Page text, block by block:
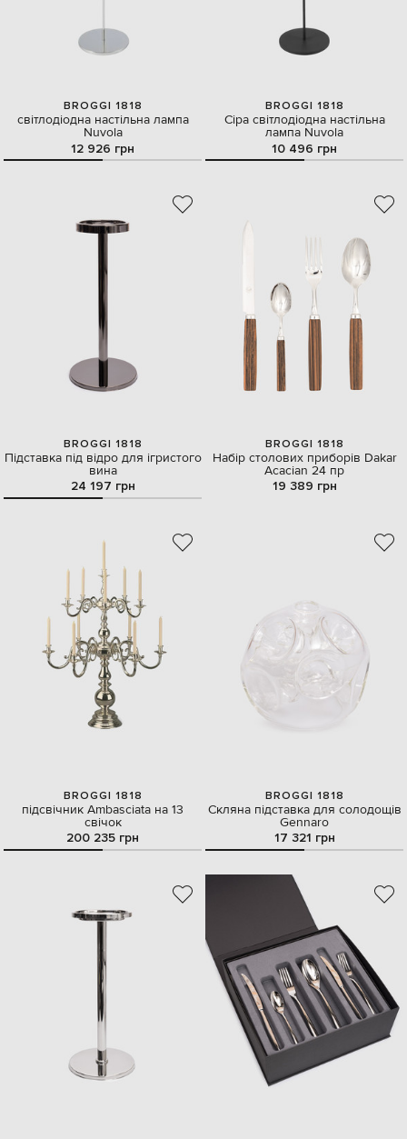
BROGGI 1818
світлодіодна настільна лампа
Nuvola
12 926 грн
BROGGI 1818
Сіра світлодіодна настільна
лампа Nuvola
10 496 грн
BROGGI 1818
Підставка під відро для ігристого
вина
24 197 грн
BROGGI 1818
Набір столових приборів Dakar
Acacian 24 пр
19 389 грн
BROGGI 1818
підсвічник Ambasciata на 13
свічок
200 235 грн
BROGGI 1818
Скляна підставка для солодощів
Gennaro
17 321 грн